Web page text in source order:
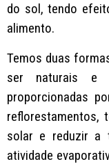
do sol, tendo
alimento.
Temos duas
ser naturais e
proporcionadas
reflorestamentos,
solar e reduzir a
atividade